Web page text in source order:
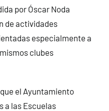
por Óscar Noda
de actividades
especialmente a
clubes
el Ayuntamiento
a las Escuelas